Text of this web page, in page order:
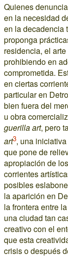
Quienes
en la necesidad
en la decadencia
proponga
residencia, el
prohibiendo en
comprometida.
en ciertas
particular en
bien fuera del
u obra
guerilla art, pero
art3, una
que pone de
apropiación de
corrientes
posibles
la aparición en
la frontera entre
una ciudad tan
creativo con el
que esta
crisis o después